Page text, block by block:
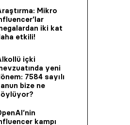
Mikro
iki kat
etkili!
içki
yeni
7584 sayılı
bize ne
kampı